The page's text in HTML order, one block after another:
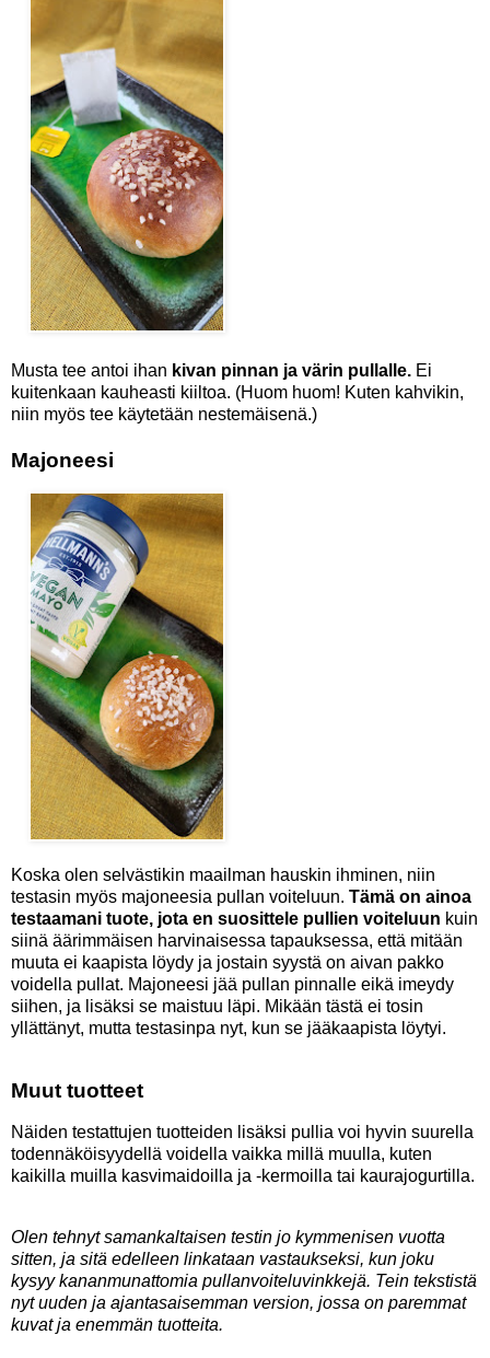
Musta tee antoi ihan kivan pinnan ja värin pullalle. Ei
kuitenkaan kauheasti kiiltoa. (Huom huom! Kuten kahvikin,
niin myös tee käytetään nestemäisenä.)
Majoneesi
Koska olen selvästikin maailman hauskin ihminen, niin
testasin myös majoneesia pullan voiteluun. Tämä on ainoa
testaamani tuote, jota en suosittele pullien voiteluun kuin
siinä äärimmäisen harvinaisessa tapauksessa, että mitään
muuta ei kaapista löydy ja jostain syystä on aivan pakko
voidella pullat. Majoneesi jää pullan pinnalle eikä imeydy
siihen, ja lisäksi se maistuu läpi. Mikään tästä ei tosin
yllättänyt, mutta testasinpa nyt, kun se jääkaapista löytyi.
Muut tuotteet
Näiden testattujen tuotteiden lisäksi pullia voi hyvin suurella
todennäköisyydellä voidella vaikka millä muulla, kuten
kaikilla muilla kasvimaidoilla ja -kermoilla tai kaurajogurtilla.
Olen tehnyt samankaltaisen testin jo kymmenisen vuotta
sitten, ja sitä edelleen linkataan vastaukseksi, kun joku
kysyy kananmunattomia pullanvoiteluvinkkejä. Tein tekstistä
nyt uuden ja ajantasaisemman version, jossa on paremmat
kuvat ja enemmän tuotteita.